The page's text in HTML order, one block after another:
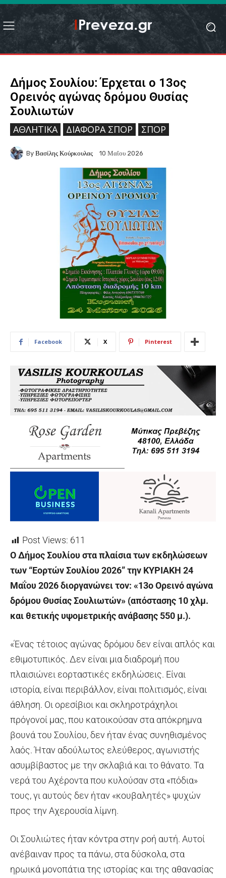
Δήμος Σουλίου: Έρχεται ο 13ος
Ορεινός αγώνας δρόμου Θυσίας
Σουλιωτών
ΑΘΛΗΤΙΚΆ ΔΙΆΦΟΡΑ ΣΠΟΡ ΣΠΟΡ
By Βασίλης Κούρκουλας 10 Μαΐου 2026
Facebook X Pinterest
Post Views: 611
Ο Δήμος Σουλίου στα πλαίσια των εκδηλώσεων
των “Εορτών Σουλίου 2026” την ΚΥΡΙΑΚΗ 24
Μαΐου 2026 διοργανώνει τον: «13ο Ορεινό αγώνα
δρόμου Θυσίας Σουλιωτών» (απόστασης 10 χλμ.
και θετικής υψομετρικής ανάβασης 550 μ.).
«Ένας τέτοιος αγώνας δρόμου δεν είναι απλός και
εθιμοτυπικός. Δεν είναι μια διαδρομή που
πλαισιώνει εορταστικές εκδηλώσεις. Είναι
ιστορία, είναι περιβάλλον, είναι πολιτισμός, είναι
άθληση. Οι ορεσίβιοι και σκληροτράχηλοι
πρόγονοί μας, που κατοικούσαν στα απόκρημνα
βουνά του Σουλίου, δεν ήταν ένας συνηθισμένος
λαός. Ήταν αδούλωτος ελεύθερος, αγωνιστής
ασυμβίβαστος με την σκλαβιά και το θάνατο. Τα
νερά του Αχέροντα που κυλούσαν στα «πόδια»
τους, γι αυτούς δεν ήταν «κουβαλητές» ψυχών
προς την Αχερουσία λίμνη.
Οι Σουλιώτες ήταν κόντρα στην ροή αυτή. Αυτοί
ανέβαιναν προς τα πάνω, στα δύσκολα, στα
ηρωικά μονοπάτια της ιστορίας και της αθανασίας